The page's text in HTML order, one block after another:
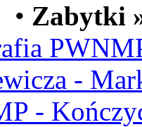
• Zabytki
-
-